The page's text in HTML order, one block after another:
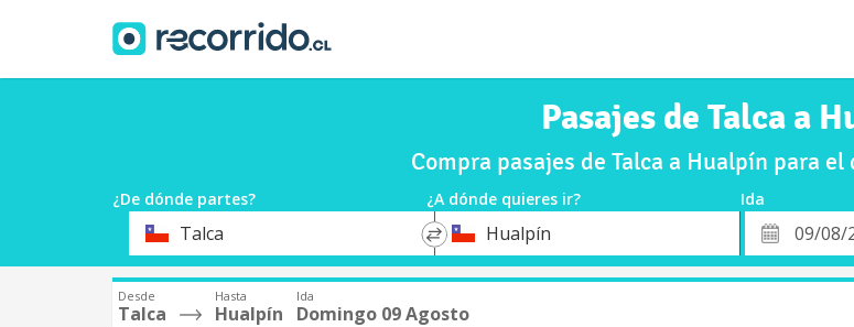
Pasajes de Talca a
Compra pasajes de Talca a Hualpín para
¿De dónde partes? ¿A dónde quieres ir? Ida
Origen Talca
*
DestinoHualpín
Fecha
de
Desde
Talca
Hasta
Hualpín
Ida
Domingo 09 Agosto